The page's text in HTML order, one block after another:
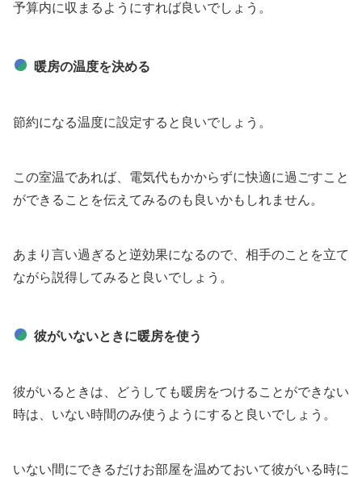
予算内に収まるようにすれば良いでしょう。
暖房の温度を決める
節約になる温度に設定すると良いでしょう。
この室温であれば、電気代もかからずに快適に過ごすこと
ができることを伝えてみるのも良いかもしれません。
あまり言い過ぎると逆効果になるので、相手のことを立て
ながら説得してみると良いでしょう。
彼がいないときに暖房を使う
彼がいるときは、どうしても暖房をつけることができない
時は、いない時間のみ使うようにすると良いでしょう。
いない間にできるだけお部屋を温めておいて彼がいる時に